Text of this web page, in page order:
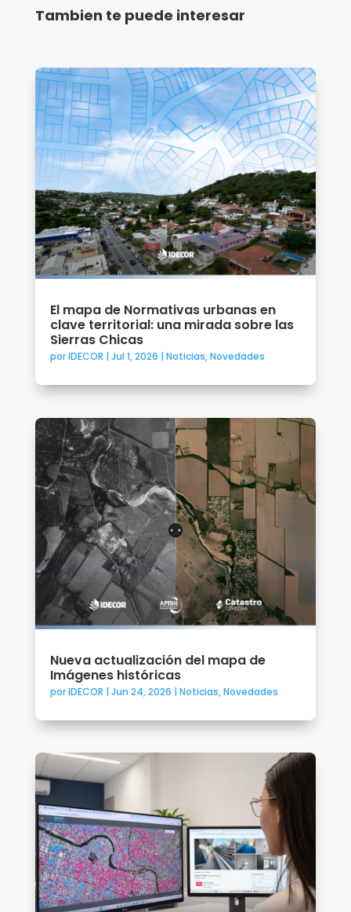
Tambien te puede interesar
El mapa de Normativas urbanas en
clave territorial: una mirada sobre las
Sierras Chicas
porIDECOR Jul 1, 2026 Noticias,Novedades
Nueva actualización del mapa de
Imágenes históricas
porIDECOR | Jun 24, 2026 | Noticias,Novedades